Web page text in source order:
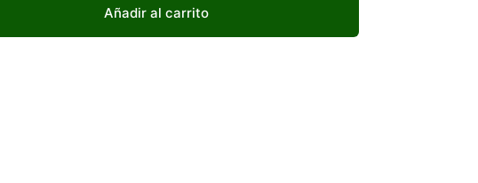
Añadir al carrito